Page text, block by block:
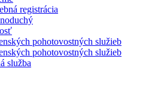
registrácia
pohotovostných služieb
pohotovostných služieb
služba